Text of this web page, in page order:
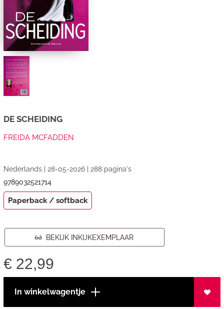
DE SCHEIDING
FREIDA MCFADDEN
Nederlands | 28-05-2026 | 288 pagina's
9789032521714
Paperback / softback
BEKIJK INKIJKEXEMPLAAR
€ 22,99
In winkelwagentje